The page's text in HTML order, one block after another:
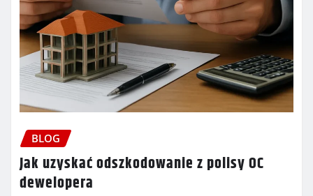
BLOG
Jak uzyskać odszkodowanie z polisy OC
dewelopera